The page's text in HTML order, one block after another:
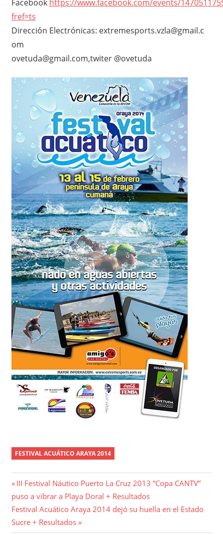
Facebook https://www.facebook.com/events/
fref=ts
Dirección Electrónicas: extremesports.vzla@gmail.c
om
ovetuda@gmail.com,twiter @ovetuda
FESTIVAL ACUÁTICO ARAYA 2014
Navegación
de
entradas
Entrada
anterior:
III Festival Náutico Puerto La Cruz 2013 “Copa CANTV”
puso a vibrar a Playa Doral + Resultados
Entrada
siguiente:
Festival Acuático Araya 2014 dejó su huella en el Estado
Sucre + Resultados